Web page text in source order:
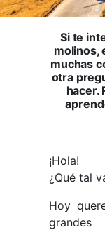
Si te
molinos,
muchas
otra
hacer.
¡Hola!
¿Qué tal
Hoy